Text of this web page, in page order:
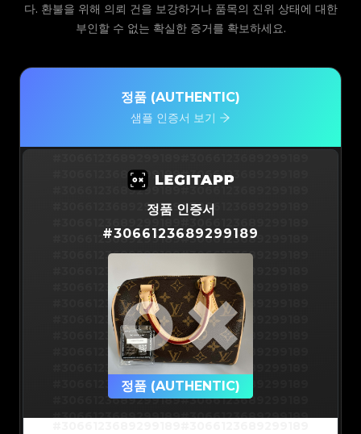
다. 환불을 위해 의뢰 건을 보강하거나 품목의 진위 상태에 대한
부인할 수 없는 확실한 증거를 확보하세요.
정품 (AUTHENTIC)
샘플 인증서 보기
#3066123689299189#3066123689299189
#3066123689299189#3066123689299189
#3066123689299189#3066123689299189
#3066123689299189#3066123689299189
#3066123689299189#3066123689299189
#3066123689299189#3066123689299189
#3066123689299189#3066123689299189
#3066123689299189#3066123689299189
#3066123689299189#3066123689299189
#3066123689299189#3066123689299189
#3066123689299189#3066123689299189
#3066123689299189#3066123689299189
#3066123689299189#3066123689299189
#3066123689299189#3066123689299189
정품 인증서
#3066123689299189
정품 (AUTHENTIC)